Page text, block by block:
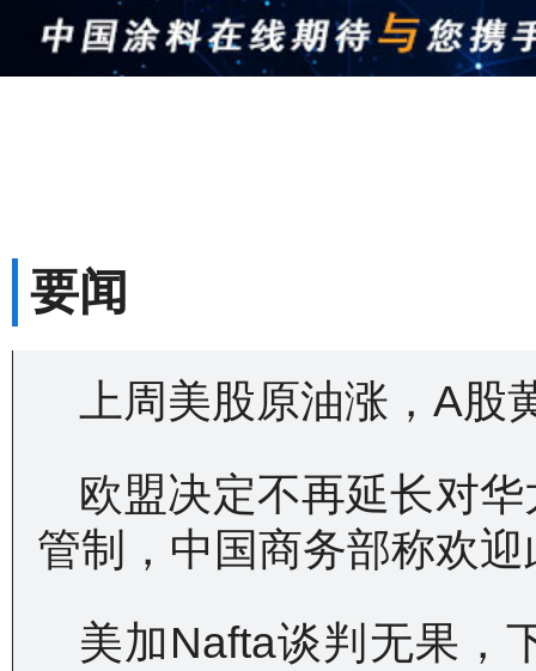
要闻
上周美股原油涨，A股
欧盟决定不再延长对
管制，中国商务部称欢
美加Nafta谈判无果，